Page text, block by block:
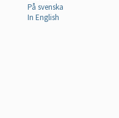
På svenska
In English